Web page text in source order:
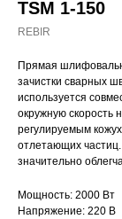
TSM 1-150
REBIR
Прямая
зачистки сварных
используется
окружную скорость
регулируемым
отлетающих
значительно
Мощность: 2000 Вт
Напряжение: 220 В